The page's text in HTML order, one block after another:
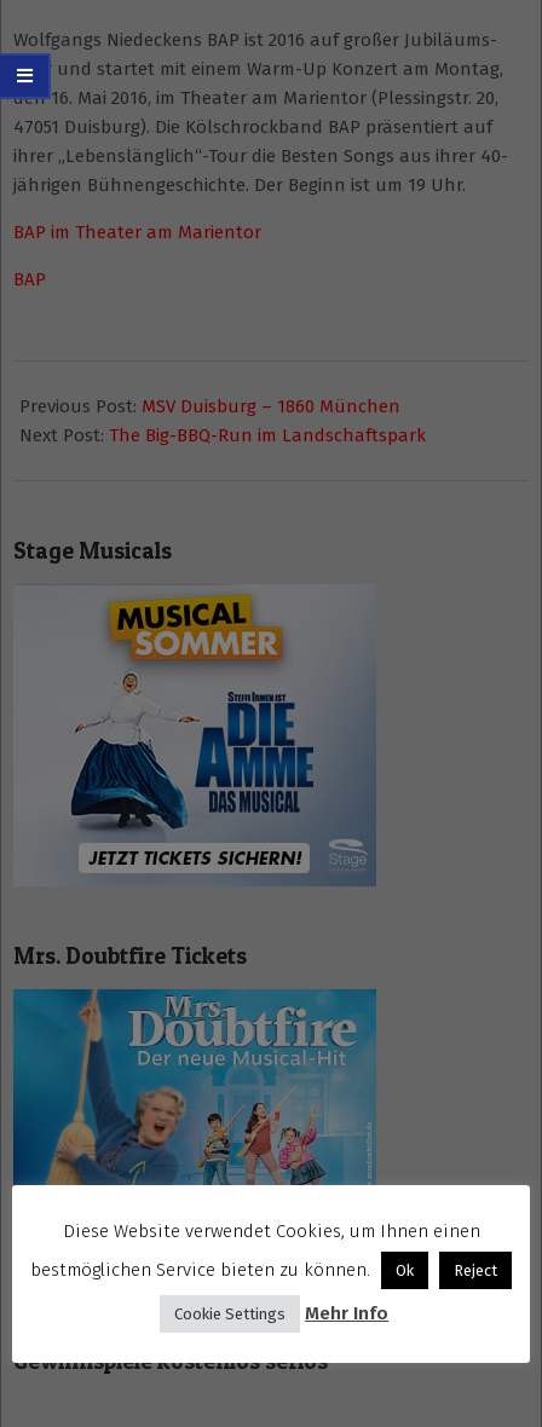
Wolfgangs Niedeckens BAP ist 2016 auf großer Jubiläums-
Tour und startet mit einem Warm-Up Konzert am Montag,
den 16. Mai 2016, im Theater am Marientor (Plessingstr. 20,
47051 Duisburg). Die Kölschrockband BAP präsentiert auf
ihrer „Lebenslänglich“-Tour die Besten Songs aus ihrer 40-
jährigen Bühnengeschichte. Der Beginn ist um 19 Uhr.
BAP im Theater am Marientor
BAP
04-
14
Previous Post: MSV Duisburg – 1860 München
Next Post: The Big-BBQ-Run im Landschaftspark
Stage Musicals
Mrs. Doubtfire Tickets
Gewinnspiele kostenlos seriös
Diese Website verwendet Cookies, um Ihnen einen
bestmöglichen Service bieten zu können.
Ok Reject
Cookie Settings Mehr Info